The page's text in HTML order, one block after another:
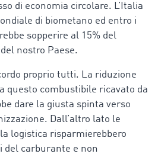
di economia circolare. L’Italia
di biometano ed entro i
sopperire al 15% del
nostro Paese.
proprio tutti. La riduzione
questo combustibile ricavato da
dare la giusta spinta verso
Dall’altro lato le
logistica risparmierebbero
carburante e non